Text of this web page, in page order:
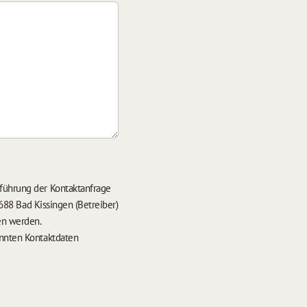
der Kontaktanfrage
Bad Kissingen (Betreiber)
werden.
Kontaktdaten